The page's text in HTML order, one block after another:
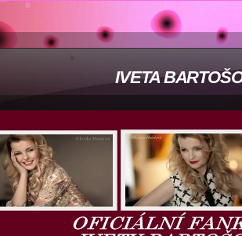
IVETA